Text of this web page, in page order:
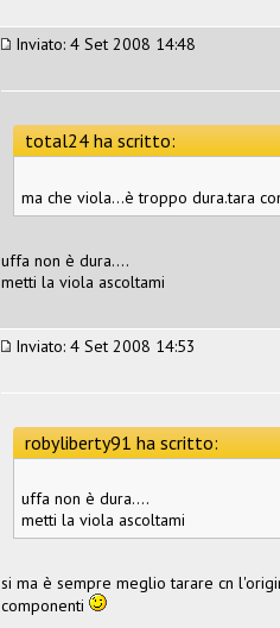
Inviato: 4 Set 2008 14:48
total24 ha scritto:
ma che viola...è troppo dura.tara
uffa non è dura....
metti la viola ascoltami
Inviato: 4 Set 2008 14:53
robyliberty91 ha scritto:
uffa non è dura....
metti la viola ascoltami
si ma è sempre meglio tarare cn
componenti